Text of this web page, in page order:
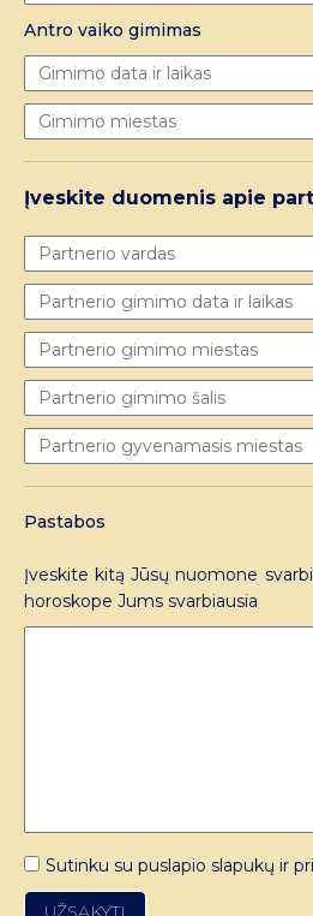
Antro vaiko gimimas
Įveskite duomenis apie
Pastabos
Įveskite kitą Jūsų nuomone
horoskope Jums svarbiausia
Sutinku su puslapio slapukų ir